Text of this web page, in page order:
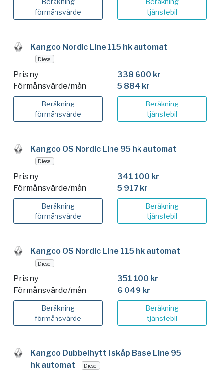
förmånsvärde
tjänstebil
Kangoo Nordic Line 115 hk automat
Diesel
Pris ny
338 600 kr
Förmånsvärde/mån
5 884 kr
Beräkning
förmånsvärde
Beräkning
tjänstebil
Kangoo OS Nordic Line 95 hk automat
Diesel
Pris ny
341 100 kr
Förmånsvärde/mån
5 917 kr
Beräkning
förmånsvärde
Beräkning
tjänstebil
Kangoo OS Nordic Line 115 hk automat
Diesel
Pris ny
351 100 kr
Förmånsvärde/mån
6 049 kr
Beräkning
förmånsvärde
Beräkning
tjänstebil
Kangoo Dubbelhytt i skåp Base Line 95
hk automat
Diesel